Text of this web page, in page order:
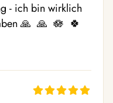
- ich bin wirklich
🙏  🙏  🪷  🍀